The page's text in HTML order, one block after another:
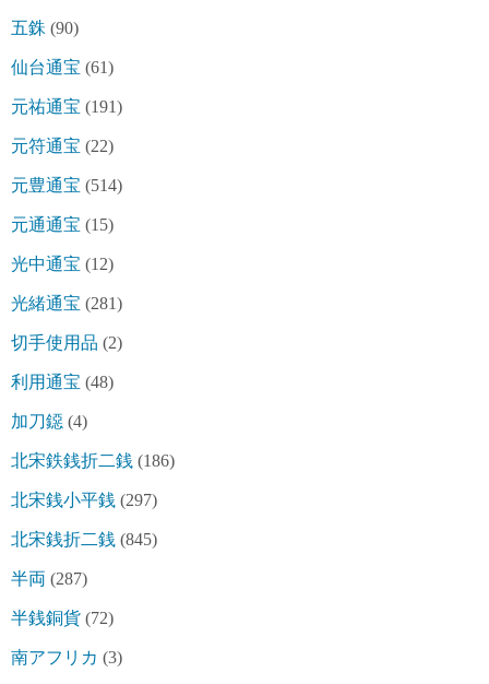
五銖 (90)
仙台通宝 (61)
元祐通宝 (191)
元符通宝 (22)
元豊通宝 (514)
元通通宝 (15)
光中通宝 (12)
光緒通宝 (281)
切手使用品 (2)
利用通宝 (48)
加刀鐚 (4)
北宋鉄銭折二銭 (186)
北宋銭小平銭 (297)
北宋銭折二銭 (845)
半両 (287)
半銭銅貨 (72)
南アフリカ (3)